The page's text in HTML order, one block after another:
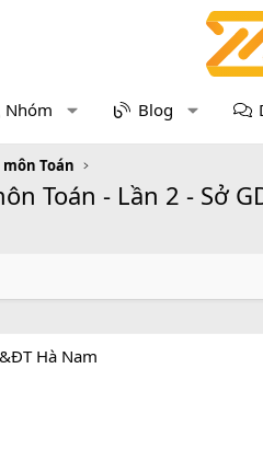
Nhóm Blog
Toán
Toán - Lần 2 - Sở
Hà Nam